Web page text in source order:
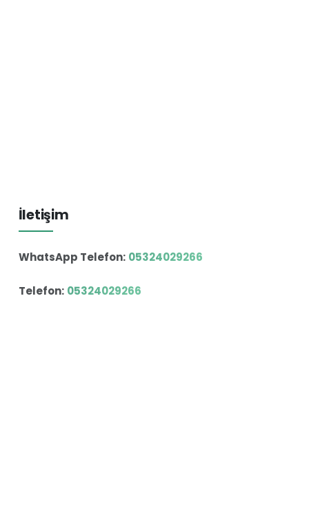
İletişim
WhatsApp Telefon: 05324029266
Telefon: 05324029266